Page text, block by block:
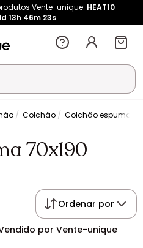
Vente-unique: HEAT10
13h 46m 22s
Colchão Colchão espuma
70x190
Ordenar por
por Vente-unique